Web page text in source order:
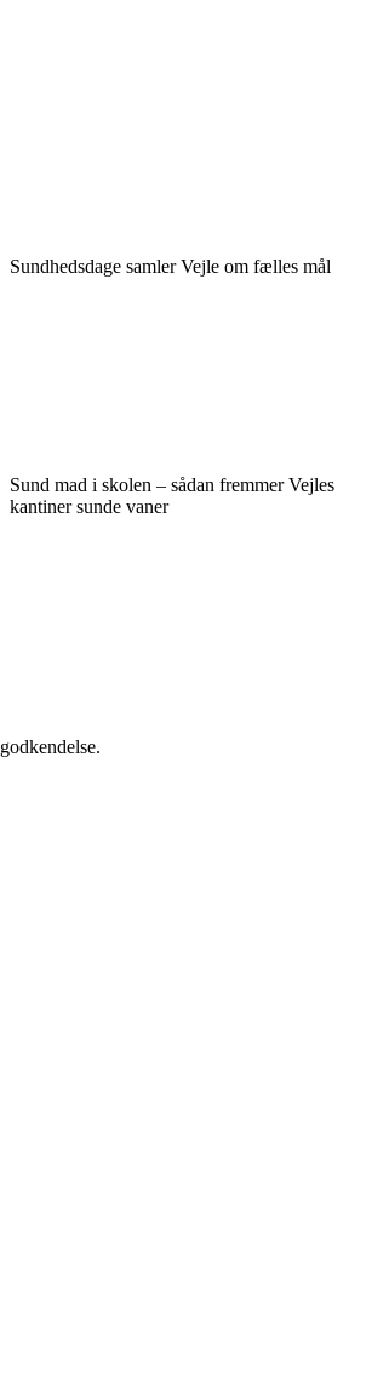
Sundhedsdage samler Vejle om fælles mål
Sund mad i skolen – sådan fremmer Vejles
kantiner sunde vaner